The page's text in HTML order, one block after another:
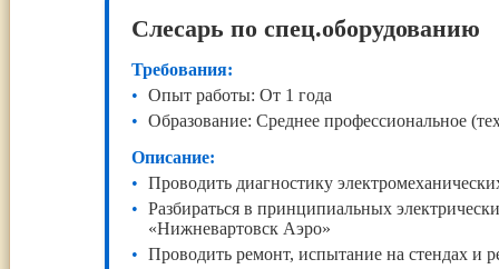
Слесарь по спец.оборудованию
Требования:
Опыт работы: От 1 года
Образование: Среднее профессиональное
Описание:
Проводить диагностику
Разбираться в принципиальных
«Нижневартовск Аэро»
Проводить ремонт, испытание на стендах и